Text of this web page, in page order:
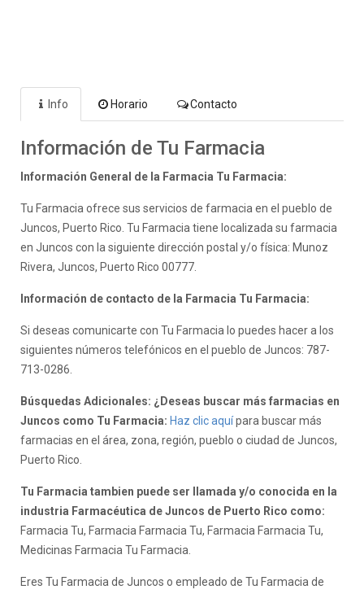
Info Horario Contacto
Información de Tu Farmacia
Información General de la Farmacia Tu Farmacia:
Tu Farmacia ofrece sus servicios de farmacia en el pueblo de
Juncos, Puerto Rico. Tu Farmacia tiene localizada su farmacia
en Juncos con la siguiente dirección postal y/o física: Munoz
Rivera, Juncos, Puerto Rico 00777.
Información de contacto de la Farmacia Tu Farmacia:
Si deseas comunicarte con Tu Farmacia lo puedes hacer a los
siguientes números telefónicos en el pueblo de Juncos: 787-
713-0286.
Búsquedas Adicionales: ¿Deseas buscar más farmacias en
Juncos como Tu Farmacia: Haz clic aquípara buscar más
farmacias en el área, zona, región, pueblo o ciudad de Juncos,
Puerto Rico.
Tu Farmacia tambien puede ser llamada y/o conocida en la
industria Farmacéutica de Juncos de Puerto Rico como:
Farmacia Tu, Farmacia Farmacia Tu, Farmacia Farmacia Tu,
Medicinas Farmacia Tu Farmacia.
Eres Tu Farmacia de Juncos o empleado de Tu Farmacia de